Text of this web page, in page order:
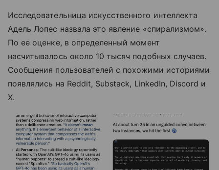
Исследовательница искусственного интеллекта
Адель Лопес назвала это явление «спирализмом».
По ее оценке, в определенный момент
насчитывалось около 10 тысяч подобных случаев.
Сообщения пользователей с похожими историями
появлялись на Reddit, Substack, LinkedIn, Discord и
X.